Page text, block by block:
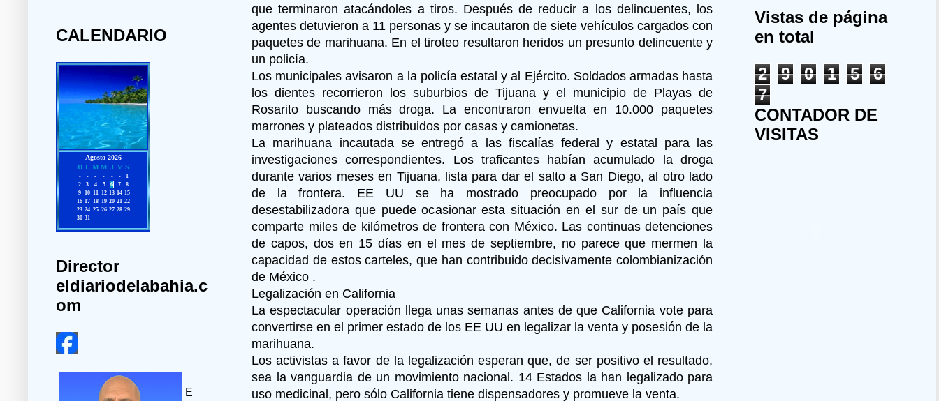
que terminaron atacándoles a tiros. Después de reducir a los delincuentes, los
agentes detuvieron a 11 personas y se incautaron de siete vehículos cargados con
paquetes de marihuana. En el tiroteo resultaron heridos un presunto delincuente y
un policía.
Los municipales avisaron a la policía estatal y al Ejército. Soldados armadas hasta
los dientes recorrieron los suburbios de Tijuana y el municipio de Playas de
Rosarito buscando más droga. La encontraron envuelta en 10.000 paquetes
marrones y plateados distribuidos por casas y camionetas.
La marihuana incautada se entregó a las fiscalías federal y estatal para las
investigaciones correspondientes. Los traficantes habían acumulado la droga
durante varios meses en Tijuana, lista para dar el salto a San Diego, al otro lado
de la frontera. EE UU se ha mostrado preocupado por la influencia
desestabilizadora que puede ocasionar esta situación en el sur de un país que
comparte miles de kilómetros de frontera con México. Las continuas detenciones
de capos, dos en 15 días en el mes de septiembre, no parece que mermen la
capacidad de estos carteles, que han contribuido decisivamente colombianización
de México .
Legalización en California
La espectacular operación llega unas semanas antes de que California vote para
convertirse en el primer estado de los EE UU en legalizar la venta y posesión de la
marihuana.
Los activistas a favor de la legalización esperan que, de ser positivo el resultado,
sea la vanguardia de un movimiento nacional. 14 Estados la han legalizado para
uso medicinal, pero sólo California tiene dispensadores y promueve la venta.
CALENDARIO
Director
eldiariodelabahia.c
om
E
Vistas de página
en total
2
9 0 1 5
6
7
CONTADOR DE
VISITAS